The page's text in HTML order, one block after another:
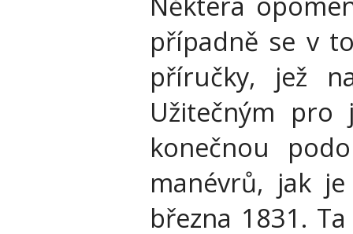
případně se v
příručky, jež
Užitečným
konečnou
manévrů, jak
března 1831.